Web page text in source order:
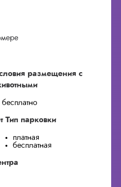
размещения с
бесплатно
Тип парковки
платная
бесплатная